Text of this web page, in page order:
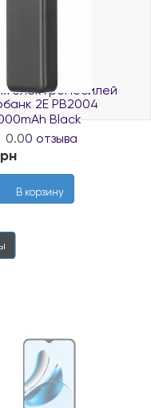
электромобилей
2E PB2004
Black
0.00 отзыва
В корзину